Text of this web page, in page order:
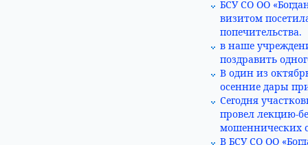
БСУ СО ОО
визитом
попечительства.
в наше
поздравить
В один из
осенние дары
Сегодня
провел лекцию-
мошеннических
В БСУ СО ОО